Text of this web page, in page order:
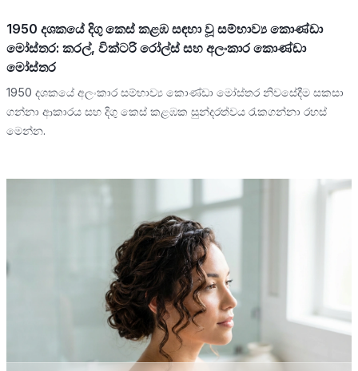
1950 දශකයේ දිගු කෙස් කළඹ සඳහා වූ සම්භාව්‍ය කොණ්ඩා
මෝස්තර: කරල්, වික්ටරි රෝල්ස් සහ අලංකාර කොණ්ඩා
මෝස්තර
1950 දශකයේ අලංකාර සම්භාව්‍ය කොණ්ඩා මෝස්තර නිවසේදීම සකසා
ගන්නා ආකාරය සහ දිගු කෙස් කළඹක සුන්දරත්වය රැකගන්නා රහස්
මෙන්න.